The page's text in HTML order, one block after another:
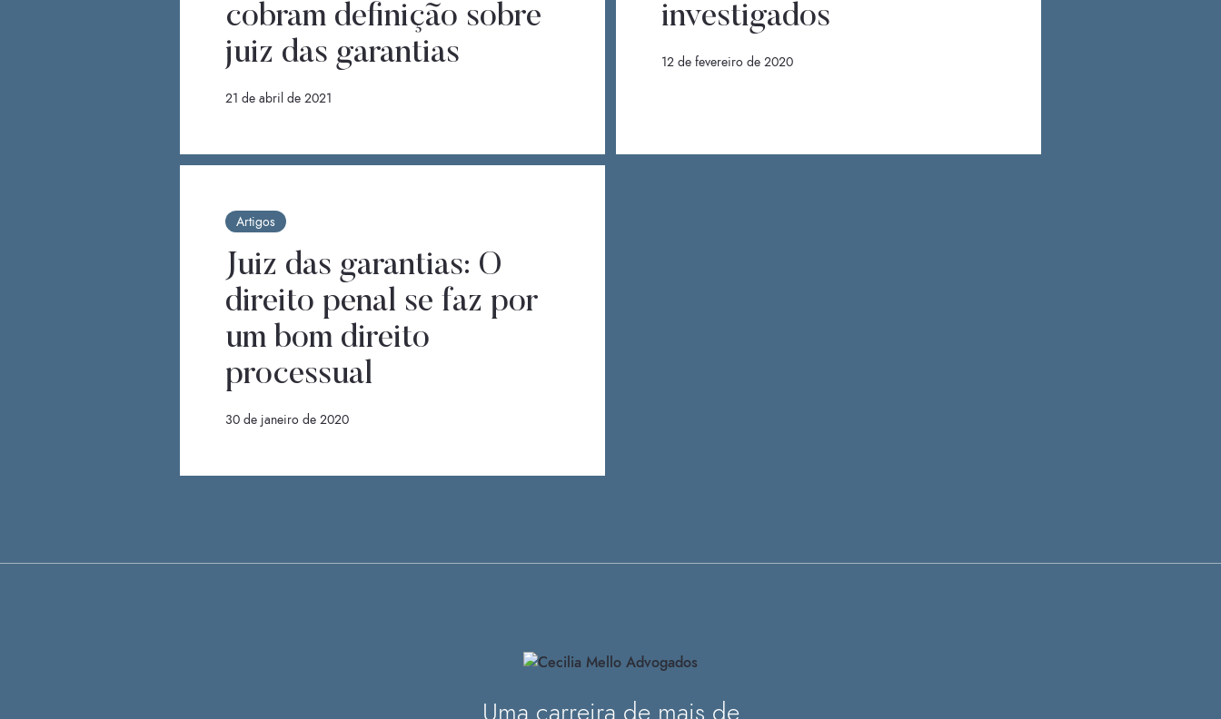
cobram definição sobre
juiz das garantias
21 de abril de 2021
investigados
12 de fevereiro de 2020
Artigos
Juiz das garantias: O
direito penal se faz por
um bom direito
processual
30 de janeiro de 2020